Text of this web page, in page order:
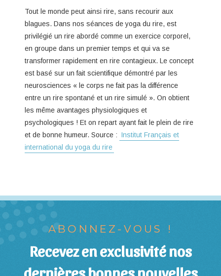
Tout le monde peut ainsi rire, sans recourir aux
blagues. Dans nos séances de yoga du rire, est
privilégié un rire abordé comme un exercice corporel,
en groupe dans un premier temps et qui va se
transformer rapidement en rire contagieux. Le concept
est basé sur un fait scientifique démontré par les
neurosciences « le corps ne fait pas la différence
entre un rire spontané et un rire simulé ». On obtient
les même avantages physiologiques et
psychologiques ! Et on repart ayant fait le plein de rire
et de bonne humeur. Source : Institut Français et
international du yoga du rire
ABONNEZ-VOUS !
Recevez en exclusivité nos